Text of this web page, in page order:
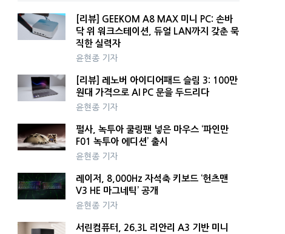
[리뷰] GEEKOM A8 MAX 미니 PC: 손바
닥 위 워크스테이션, 듀얼 LAN까지 갖춘 묵
직한 실력자
윤현종 기자
[리뷰] 레노버 아이디어패드 슬림 3: 100만
원대 가격으로 AI PC 문을 두드리다
윤현종 기자
펄사, 녹투아 쿨링팬 넣은 마우스 ‘파인만
F01 녹투아 에디션’ 출시
윤현종 기자
레이저, 8,000Hz 자석축 키보드 ‘헌츠맨
V3 HE 마그네틱’ 공개
윤현종 기자
서린컴퓨터, 26.3L 리안리 A3 기반 미니